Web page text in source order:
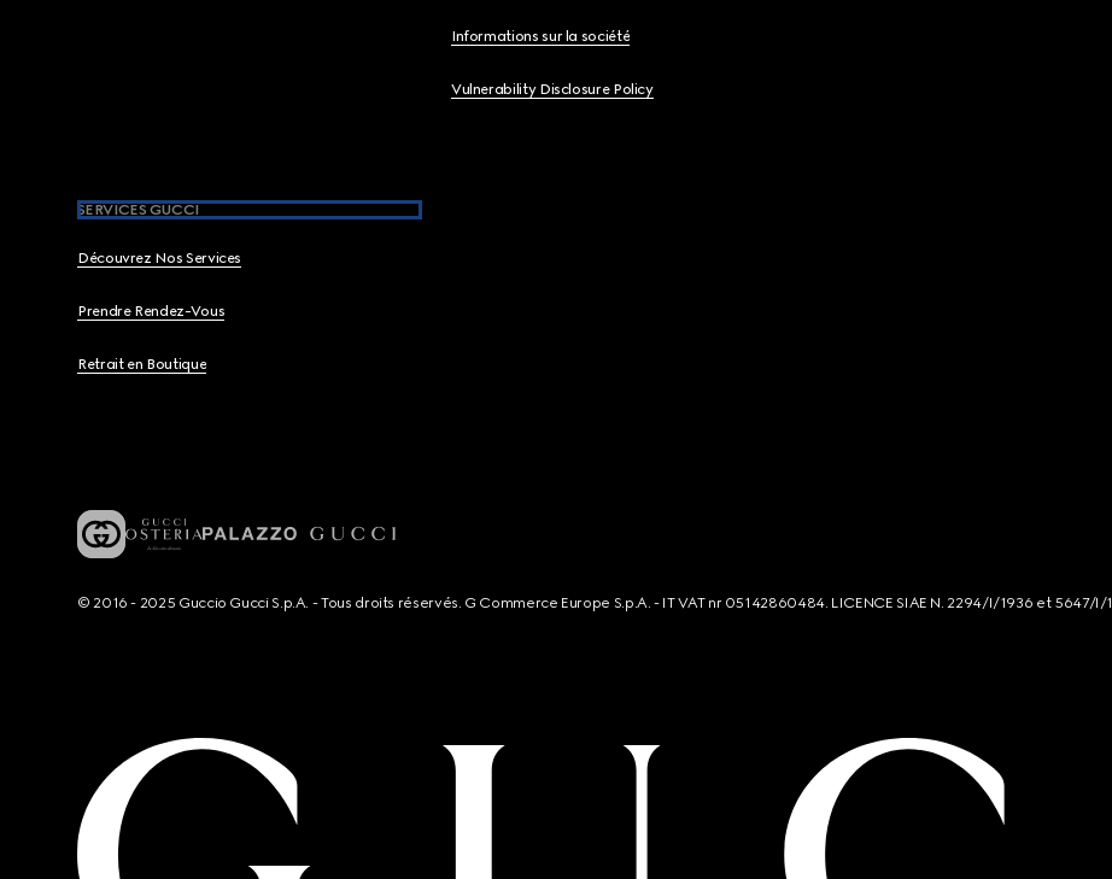
Informations sur la société
Vulnerability Disclosure Policy
SERVICES GUCCI
Découvrez Nos Services
Prendre Rendez-Vous
Retrait en Boutique
© 2016 - 2025 Guccio Gucci S.p.A. - Tous droits réservés. G Commerce Europe S.p.A. - IT VAT nr 05142860484. LICENCE SIAE N. 2294/I/1936 et 5647/I/